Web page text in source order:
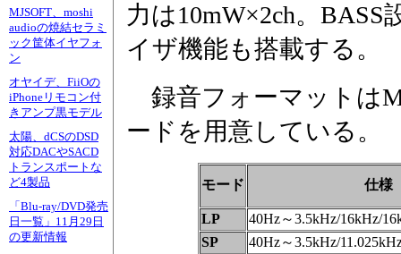
MJSOFT、moshi
audioの焼結セラミ
ック筐体イヤフォ
ン
オヤイデ、FiiOの
iPhoneリモコン付
きアンプ黒モデル
太陽、dCSのDSD
対応DACやSACD
トランスポートな
ど4製品
「Blu-ray/DVD発売
日一覧」11月29日
の更新情報
力は10mW×2ch。
イザ機能も搭載する。
録音フォーマットは
ードを用意している。
モード 仕様
LP
40Hz～3.5kHz/16kHz/
SP
40Hz～3.5kHz/